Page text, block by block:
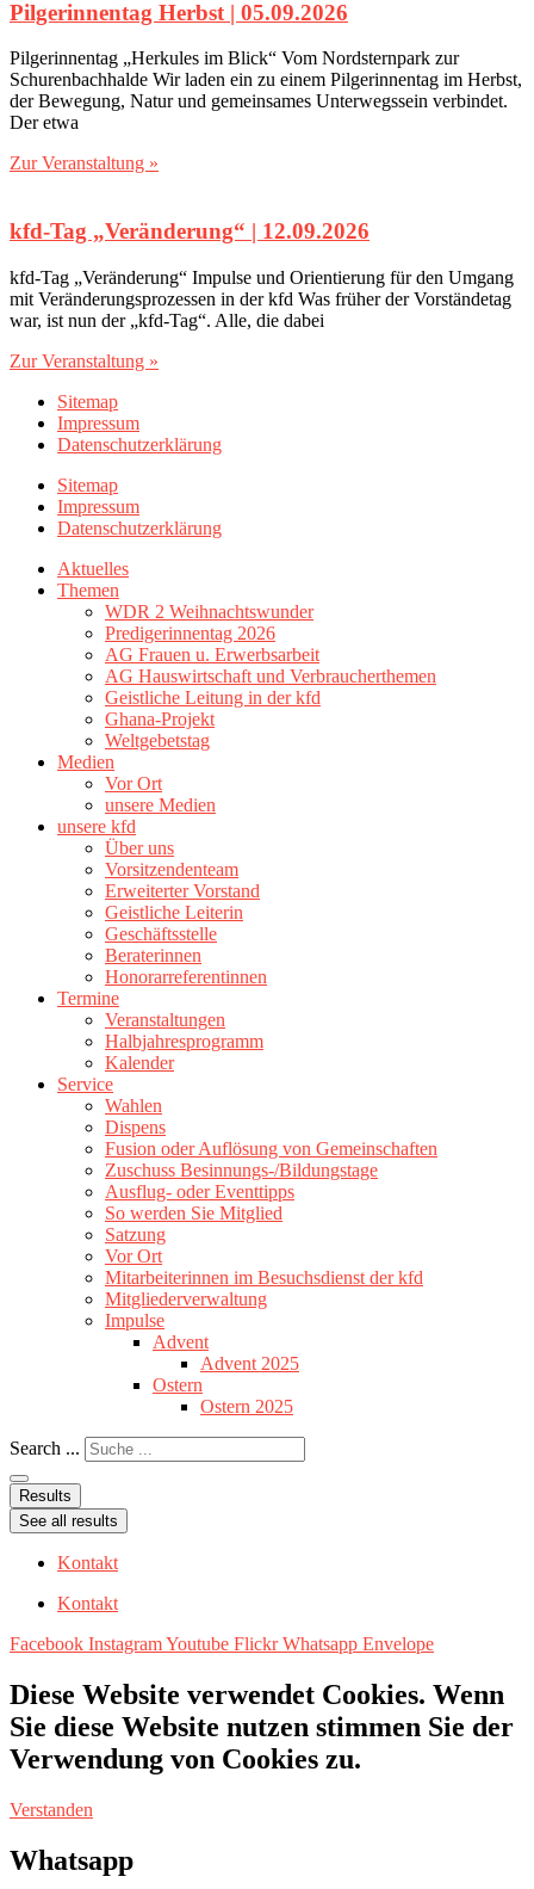
Pilgerinnentag Herbst | 05.09.2026
Pilgerinnentag „Herkules im Blick“ Vom Nordsternpark zur
Schurenbachhalde Wir laden ein zu einem Pilgerinnentag im Herbst,
der Bewegung, Natur und gemeinsames Unterwegssein verbindet.
Der etwa
Zur Veranstaltung »
kfd-Tag „Veränderung“‎ | 12.09.2026
kfd-Tag „Veränderung“ Impulse und Orientierung für den Umgang
mit Veränderungsprozessen in der kfd Was früher der Vorständetag
war, ist nun der „kfd-Tag“. Alle, die dabei
Zur Veranstaltung »
Sitemap
Impressum
Datenschutzerklärung
Sitemap
Impressum
Datenschutzerklärung
Aktuelles
Themen
WDR 2 Weihnachtswunder
Predigerinnentag 2026
AG Frauen u. Erwerbsarbeit
AG Hauswirtschaft und Verbraucherthemen
Geistliche Leitung in der kfd
Ghana-Projekt
Weltgebetstag
Medien
Vor Ort
unsere Medien
unsere kfd
Über uns
Vorsitzendenteam
Erweiterter Vorstand
Geistliche Leiterin
Geschäftsstelle
Beraterinnen
Honorarreferentinnen
Termine
Veranstaltungen
Halbjahresprogramm
Kalender
Service
Wahlen
Dispens
Fusion oder Auflösung von Gemeinschaften
Zuschuss Besinnungs-/Bildungstage
Ausflug- oder Eventtipps
So werden Sie Mitglied
Satzung
Vor Ort
Mitarbeiterinnen im Besuchsdienst der kfd
Mitgliederverwaltung
Impulse
Advent
Advent 2025
Ostern
Ostern 2025
Search ...
Results
See all results
Kontakt
Kontakt
Facebook InstagramYoutube Flickr Whatsapp Envelope
Diese Website verwendet Cookies. Wenn
Sie diese Website nutzen stimmen Sie der
Verwendung von Cookies zu.
Verstanden
Whatsapp